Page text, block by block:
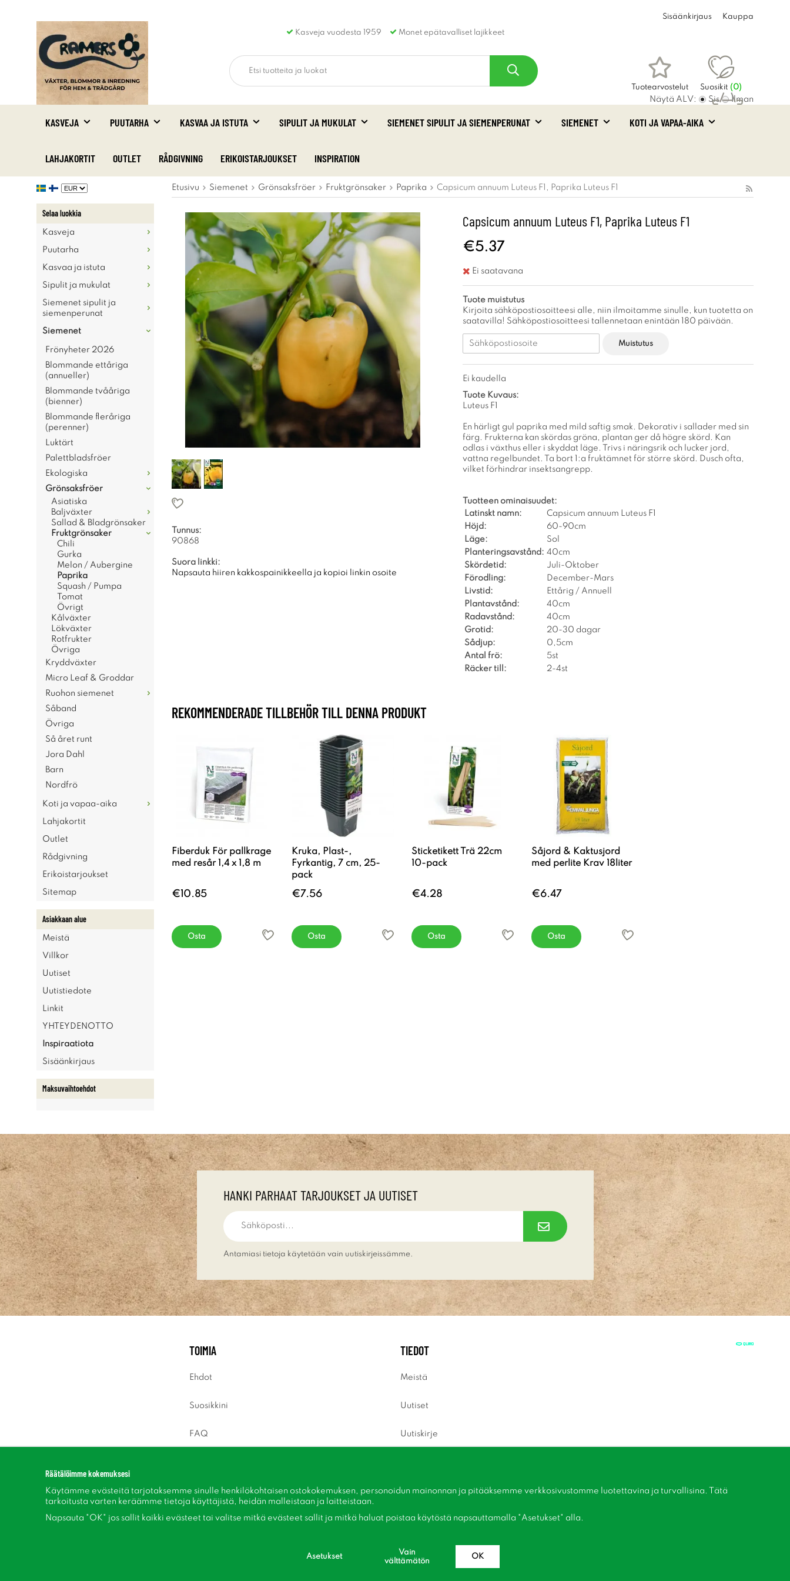
Kasveja vuodesta 1959 Monet epätavalliset lajikkeet
Sisäänkirjaus Kauppa
Tuotearvostelut Suosikit (0)
Ostoskori
Näytä ALV: Sis Ilman
KASVEJA PUUTARHA KASVAA JA ISTUTA SIPULIT JA MUKULAT SIEMENET SIPULIT JA SIEMENPERUNAT SIEMENET KOTI JA VAPAA-AIKA
LAHJAKORTIT OUTLET RÅDGIVNING ERIKOISTARJOUKSET INSPIRATION
Selaa luokkia
Kasveja
Puutarha
Kasvaa ja istuta
Sipulit ja mukulat
Siemenet sipulit ja
siemenperunat
Siemenet
Frönyheter 2026
Blommande ettåriga
(annueller)
Blommande tvååriga
(bienner)
Blommande fleråriga
(perenner)
Luktärt
Palettbladsfröer
Ekologiska
Grönsaksfröer
Asiatiska
Baljväxter
Sallad & Bladgrönsaker
Fruktgrönsaker
Chili
Gurka
Melon / Aubergine
Paprika
Squash / Pumpa
Tomat
Övrigt
Kålväxter
Lökväxter
Rotfrukter
Övriga
Kryddväxter
Micro Leaf & Groddar
Ruohon siemenet
Såband
Övriga
Så året runt
Jora Dahl
Barn
Nordfrö
Koti ja vapaa-aika
Lahjakortit
Outlet
Rådgivning
Erikoistarjoukset
Sitemap
Asiakkaan alue
Meistä
Villkor
Uutiset
Uutistiedote
Linkit
YHTEYDENOTTO
Inspiraatiota
Sisäänkirjaus
Maksuvaihtoehdot
Etusivu Siemenet Grönsaksfröer Fruktgrönsaker Paprika Capsicum annuum Luteus F1, Paprika Luteus F1
Capsicum annuum Luteus F1, Paprika Luteus F1
€5.37
Ei saatavana
Tuote muistutus
Kirjoita sähköpostiosoitteesi alle, niin ilmoitamme sinulle, kun tuotetta on
saatavilla! Sähköpostiosoitteesi tallennetaan enintään 180 päivään.
Muistutus
Ei kaudella
Tuote Kuvaus:
Luteus F1
En härligt gul paprika med mild saftig smak. Dekorativ i sallader med sin
färg. Frukterna kan skördas gröna, plantan ger då högre skörd. Kan
odlas i växthus eller i skyddat läge. Trivs i näringsrik och lucker jord,
vattna regelbundet. Ta bort 1:a fruktämnet för större skörd. Dusch ofta,
vilket förhindrar insektsangrepp.
Tuotteen ominaisuudet:
Latinskt namn:
Capsicum annuum Luteus F1
Höjd:
60-90cm
Läge:
Sol
Planteringsavstånd: 40cm
Skördetid:
Juli-Oktober
Förodling:
December-Mars
Livstid:
Ettårig / Annuell
Plantavstånd:
40cm
Radavstånd:
40cm
Grotid:
20-30 dagar
Sådjup:
0,5cm
Antal frö:
5st
Räcker till:
2-4st
Tunnus:
90868
Suora linkki:
Napsauta hiiren kakkospainikkeella ja kopioi linkin osoite
REKOMMENDERADE TILLBEHÖR TILL DENNA PRODUKT
Fiberduk För pallkrage
med resår 1,4 x 1,8 m
€10.85
Osta
Kruka, Plast-,
Fyrkantig, 7 cm, 25-
pack
€7.56
Osta
Sticketikett Trä 22cm
10-pack
€4.28
Osta
Såjord & Kaktusjord
med perlite Krav 18liter
€6.47
Osta
HANKI PARHAAT TARJOUKSET JA UUTISET
Antamiasi tietoja käytetään vain uutiskirjeissämme.
TOIMIA
Ehdot
Suosikkini
FAQ
TIEDOT
Meistä
Uutiset
Uutiskirje
Inspiraatiota
Räätälöimme kokemuksesi
Käytämme evästeitä tarjotaksemme sinulle henkilökohtaisen ostokokemuksen, personoidun mainonnan ja pitääksemme verkkosivustomme luotettavina ja turvallisina. Tätä
tarkoitusta varten keräämme tietoja käyttäjistä, heidän malleistaan ​​ja laitteistaan.
Napsauta "OK" jos sallit kaikki evästeet tai valitse mitkä evästeet sallit ja mitkä haluat poistaa käytöstä napsauttamalla "Asetukset" alla.
Asetukset
Vain
välttämätön
OK